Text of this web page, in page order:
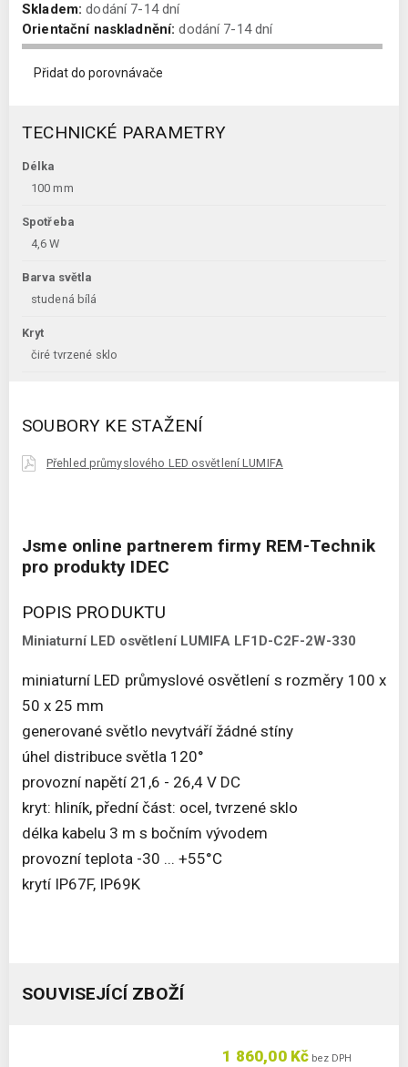
Skladem: dodání 7-14 dní
Orientační naskladnění: dodání 7-14 dní
Přidat do porovnávače
TECHNICKÉ PARAMETRY
Délka
100 mm
Spotřeba
4,6 W
Barva světla
studená bílá
Kryt
čiré tvrzené sklo
SOUBORY KE STAŽENÍ
Přehled průmyslového LED osvětlení LUMIFA
Jsme online partnerem firmy REM-Technik
pro produkty IDEC
POPIS PRODUKTU
Miniaturní LED osvětlení LUMIFA LF1D-C2F-2W-330
miniaturní LED průmyslové osvětlení s rozměry 100 x
50 x 25 mm
generované světlo nevytváří žádné stíny
úhel distribuce světla 120°
provozní napětí 21,6 - 26,4 V DC
kryt: hliník, přední část: ocel, tvrzené sklo
délka kabelu 3 m s bočním vývodem
provozní teplota -30 ... +55°C
krytí IP67F, IP69K
SOUVISEJÍCÍ ZBOŽÍ
1 860,00 Kč bez DPH